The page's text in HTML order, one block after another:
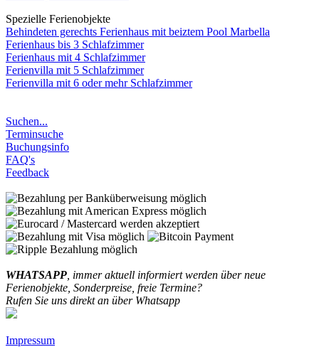
Spezielle Ferienobjekte
Behindeten gerechts Ferienhaus mit beiztem Pool Marbella
Ferienhaus bis 3 Schlafzimmer
Ferienhaus mit 4 Schlafzimmer
Ferienvilla mit 5 Schlafzimmer
Ferienvilla mit 6 oder mehr Schlafzimmer
Suchen...
Terminsuche
Buchungsinfo
FAQ's
Feedback
WHATSAPP , immer aktuell informiert werden über neue
Ferienobjekte, Sonderpreise, freie Termine?
Rufen Sie uns direkt an über Whatsapp
Impressum